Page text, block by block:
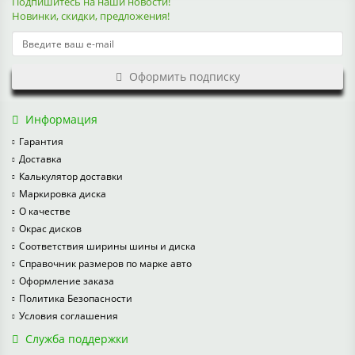
Новинки, скидки, предложения!
Оформить подписку
Информация
Гарантия
Доставка
Калькулятор доставки
Маркировка диска
О качестве
Окрас дисков
Соответствия ширины шины и диска
Справочник размеров по марке авто
Оформление заказа
Политика Безопасности
Условия соглашения
Служба поддержки